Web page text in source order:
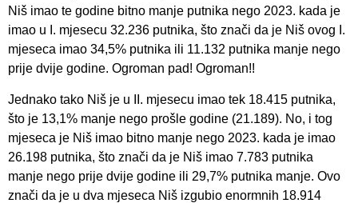
Niš imao te godine bitno manje putnika nego 2023. kada je
imao u I. mjesecu 32.236 putnika, što znači da je Niš ovog I.
mjeseca imao 34,5% putnika ili 11.132 putnika manje nego
prije dvije godine. Ogroman pad! Ogroman!!
Jednako tako Niš je u II. mjesecu imao tek 18.415 putnika,
što je 13,1% manje nego prošle godine (21.189). No, i tog
mjeseca je Niš imao bitno manje nego 2023. kada je imao
26.198 putnika, što znači da je Niš imao 7.783 putnika
manje nego prije dvije godine ili 29,7% putnika manje. Ovo
znači da je u dva mjeseca Niš izgubio enormnih 18.914